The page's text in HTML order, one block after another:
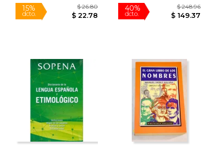
Nuevo